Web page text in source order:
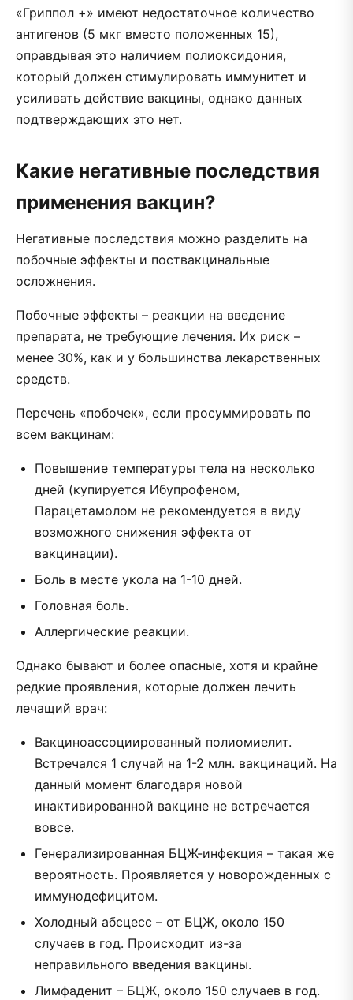
«Гриппол +» имеют недостаточное количество
антигенов (5 мкг вместо положенных 15),
оправдывая это наличием полиоксидония,
который должен стимулировать иммунитет и
усиливать действие вакцины, однако данных
подтверждающих это нет.
Какие негативные последствия
применения вакцин?
Негативные последствия можно разделить на
побочные эффекты и поствакцинальные
осложнения.
Побочные эффекты – реакции на введение
препарата, не требующие лечения. Их риск –
менее 30%, как и у большинства лекарственных
средств.
Перечень «побочек», если просуммировать по
всем вакцинам:
Повышение температуры тела на несколько
дней (купируется Ибупрофеном,
Парацетамолом не рекомендуется в виду
возможного снижения эффекта от
вакцинации).
Боль в месте укола на 1-10 дней.
Головная боль.
Аллергические реакции.
Однако бывают и более опасные, хотя и крайне
редкие проявления, которые должен лечить
лечащий врач:
Вакциноассоциированный полиомиелит.
Встречался 1 случай на 1-2 млн. вакцинаций. На
данный момент благодаря новой
инактивированной вакцине не встречается
вовсе.
Генерализированная БЦЖ-инфекция – такая же
вероятность. Проявляется у новорожденных с
иммунодефицитом.
Холодный абсцесс – от БЦЖ, около 150
случаев в год. Происходит из-за
неправильного введения вакцины.
Лимфаденит – БЦЖ, около 150 случаев в год.